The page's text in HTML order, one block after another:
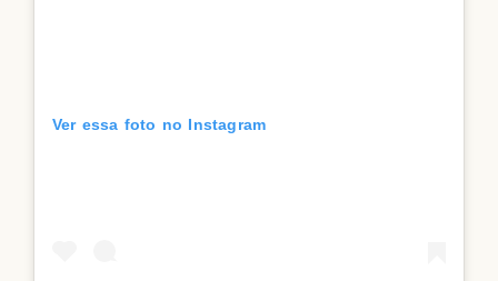
Ver essa foto no Instagram